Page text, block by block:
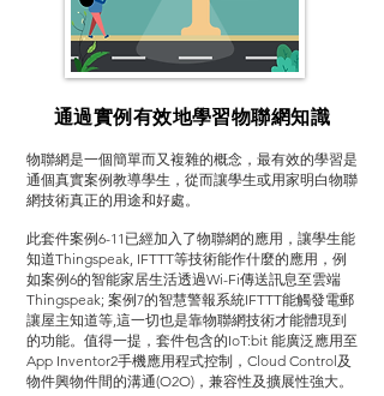
通過實例有效地學習物聯網知識
物聯網是一個簡單而又複雜的概念，最有效的學習是
通個真實案例教導學生，從而讓學生或用家明白物聯
網技術真正的用途和好處。
此套件案例6-11已經加入了物聯網的應用，讓學生能
知道Thingspeak, IFTTT等技術能作什麼的應用，例
如案例6的智能家居生活透過Wi-Fi傳送訊息至雲端
Thingspeak; 案例7的智慧警報系統IFTTT能觸發電郵
讓屋主知道等,這一切也是靠物聯網技術才能體現到
的功能。值得一提，套件包含的IoT:bit 能廣泛應用至
App Inventor2手機應用程式控制，Cloud Control及
物件興物件間的溝通(O2O)，兼容性及擴展性強大。